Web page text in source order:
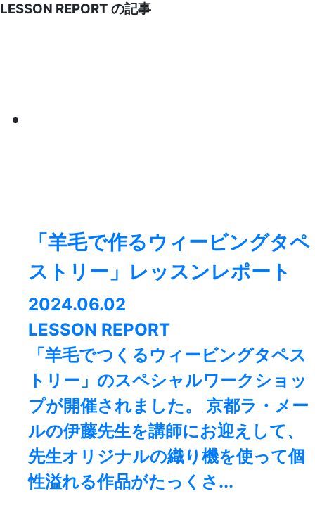
LESSON REPORT の記事
「羊毛で作るウィービングタペ
ストリー」レッスンレポート
2024.06.02
LESSON REPORT
「羊毛でつくるウィービングタペス
トリー」のスペシャルワークショッ
プが開催されました。 京都ラ・メー
ルの伊藤先生を講師にお迎えして、
先生オリジナルの織り機を使って個
性溢れる作品がたっくさ...